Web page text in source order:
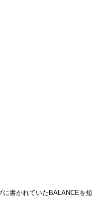
に書かれていたBALANCEを短